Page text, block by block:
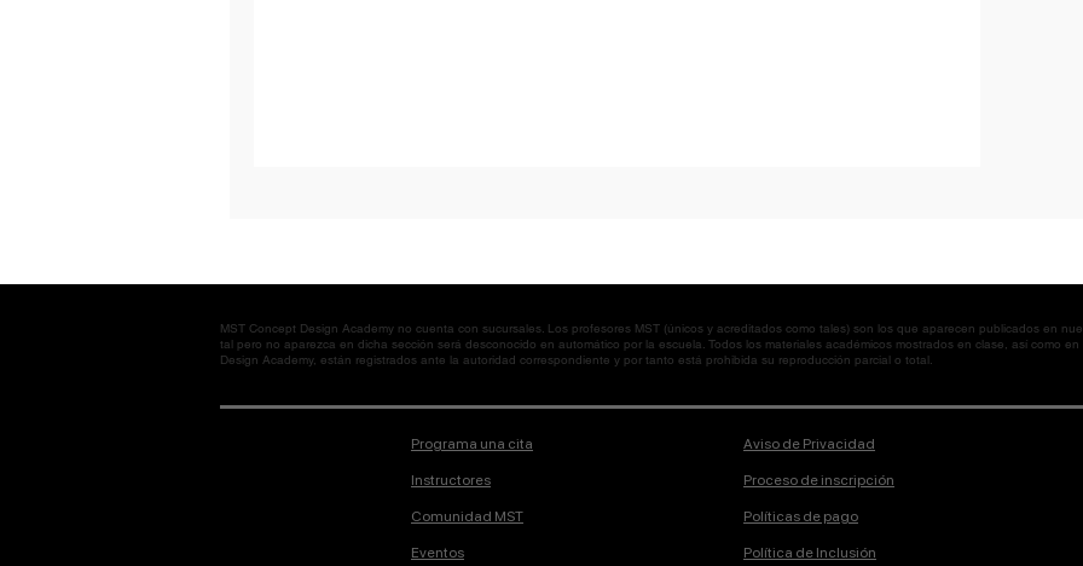
MST Concept Design Academy no cuenta con sucursales. Los profesores MST (únicos y acreditados como tales) son los que aparecen publicados en
tal pero no aparezca en dicha sección será desconocido en automático por la escuela. Todos los materiales académicos mostrados en clase, así como
Design Academy, están registrados ante la autoridad correspondiente y por tanto está prohibida su reproducción parcial o total.
Programa una cita
Instructores
Comunidad MST
Eventos
Aviso de Privacidad
Proceso de inscripción
Políticas de pago
Política de Inclusión